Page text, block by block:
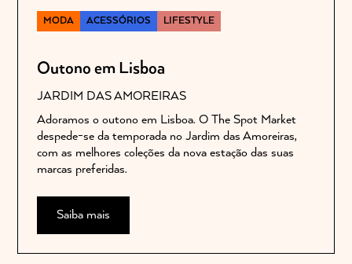
MODA ACESSÓRIOS LIFESTYLE
Outono em Lisboa
JARDIM DAS AMOREIRAS
Adoramos o outono em Lisboa. O The Spot Market
despede-se da temporada no Jardim das Amoreiras,
com as melhores coleções da nova estação das suas
marcas preferidas.
Saiba mais